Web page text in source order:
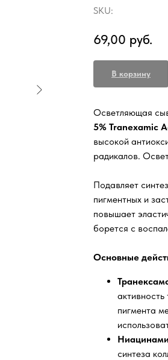
SKU:
69,00 руб.
В корзину
Осветляющая
5% Tranexamic
высокой
радикалов.
Подавляет
пигментных и
повышает
борется с
Основные
пигмента
синтеза